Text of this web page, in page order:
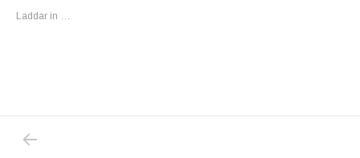
Laddar in …
Inläggsnavigering